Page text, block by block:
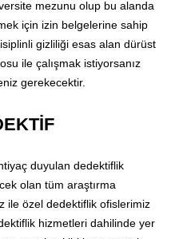
mezunu olup bu alanda
için izin belgelerine sahip
gizliliği esas alan dürüst
ile çalışmak istiyorsanız
gerekecektir.
duyulan dedektiflik
olan tüm araştırma
ile özel dedektiflik ofislerimiz
hizmetleri dahilinde yer